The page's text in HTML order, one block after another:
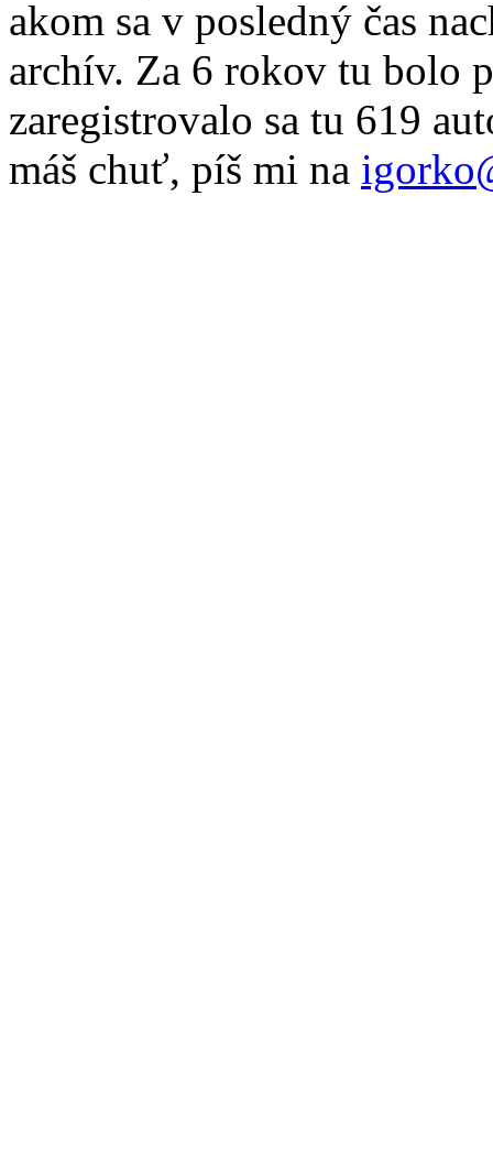
akom sa v posledný čas
archív. Za 6 rokov tu bolo
zaregistrovalo sa tu 619
máš chuť, píš mi na